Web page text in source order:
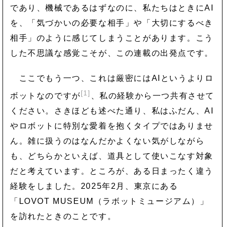
であり、機械であるはずなのに、私たちはときにAI
を、「気づかいの必要な相手」や「大切にするべき
相手」のように感じてしまうことがあります。こう
した不思議な感覚こそが、この連載の出発点です。
ここでもう一つ、これは厳密にはAIというよりロ
ボットなのですが [1]
、私の経験から一つ共有させて
ください。さきほども述べた通り、私はふだん、AI
やロボットに特別な愛着を抱くタイプではありませ
ん。雑に扱うのはなんだかよくない気がしながら
も、どちらかといえば、道具として使いこなす対象
だと考えています。ところが、ある日まったく違う
経験をしました。2025年2月、東京にある
「LOVOT MUSEUM（ラボットミュージアム）」
を訪れたときのことです。